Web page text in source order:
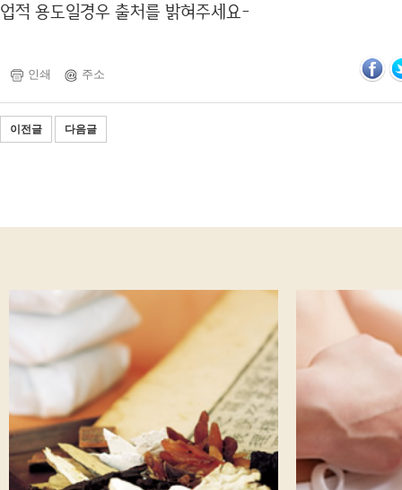
업적 용도일경우 출처를 밝혀주세요-
인쇄 주소
이전글 다음글